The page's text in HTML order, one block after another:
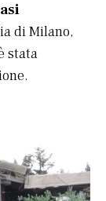
di Milano,
stata